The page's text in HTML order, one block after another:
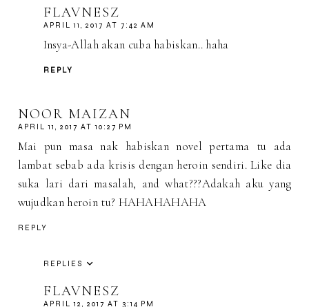
FLAVNESZ
APRIL 11, 2017 AT 7:42 AM
Insya-Allah akan cuba habiskan.. haha
REPLY
NOOR MAIZAN
APRIL 11, 2017 AT 10:27 PM
Mai pun masa nak habiskan novel pertama tu ada
lambat sebab ada krisis dengan heroin sendiri. Like dia
suka lari dari masalah, and what???Adakah aku yang
wujudkan heroin tu? HAHAHAHAHA
REPLY
REPLIES
FLAVNESZ
APRIL 12, 2017 AT 3:14 PM